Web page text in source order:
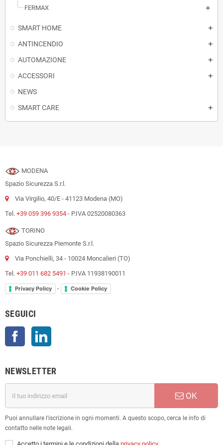
FERMAX
SMART HOME
ANTINCENDIO
AUTOMAZIONE
ACCESSORI
NEWS
SMART CARE
MODENA
Spazio Sicurezza S.r.l.
Via Virgilio, 40/E - 41123 Modena (MO)
Tel. +39 059 396 9354 - P.IVA 02520080363
TORINO
Spazio Sicurezza Piemonte S.r.l.
Via Ponchielli, 34 - 10024 Moncalieri (TO)
Tel. +39 011 682 5491 - P.IVA 11938190011
Privacy Policy - Cookie Policy
SEGUICI
Facebook
NEWSLETTER
OK
Puoi annullare l'iscrizione in ogni momenti. A questo scopo, cerca le info di
contatto nelle note legali.